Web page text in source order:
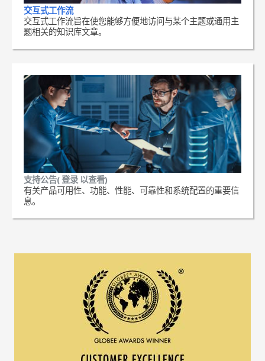
交互式工作流
交互式工作流旨在使您能够方便地访问与某个主题或通用主
题相关的知识库文章。
支持公告( 登录 以查看)
有关产品可用性、功能、性能、可靠性和系统配置的重要信
息。